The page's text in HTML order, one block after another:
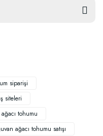
siparişi
siteleri
tohumu
ağacı tohumu satışı